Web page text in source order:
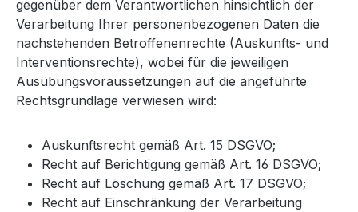
gegenüber dem Verantwortlichen hinsichtlich der
Verarbeitung Ihrer personenbezogenen Daten die
nachstehenden Betroffenenrechte (Auskunfts- und
Interventionsrechte), wobei für die jeweiligen
Ausübungsvoraussetzungen auf die angeführte
Rechtsgrundlage verwiesen wird:
Auskunftsrecht gemäß Art. 15 DSGVO;
Recht auf Berichtigung gemäß Art. 16 DSGVO;
Recht auf Löschung gemäß Art. 17 DSGVO;
Recht auf Einschränkung der Verarbeitung